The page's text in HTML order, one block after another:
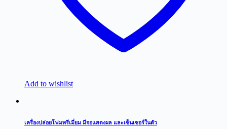
Add to wishlist
เครื่องปล่อยโฟมพรีเมี่ยม มีจอแสดงผล และเซ็นเซอร์ในตัว